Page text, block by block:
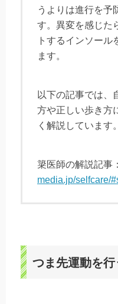
うよりは進行を予
す。異変を感じた
トするインソール
ます。
以下の記事では、
方や正しい歩き方
く解説しています。
簗医師の解説記事：
media.jp/selfcare/
つま先運動を行